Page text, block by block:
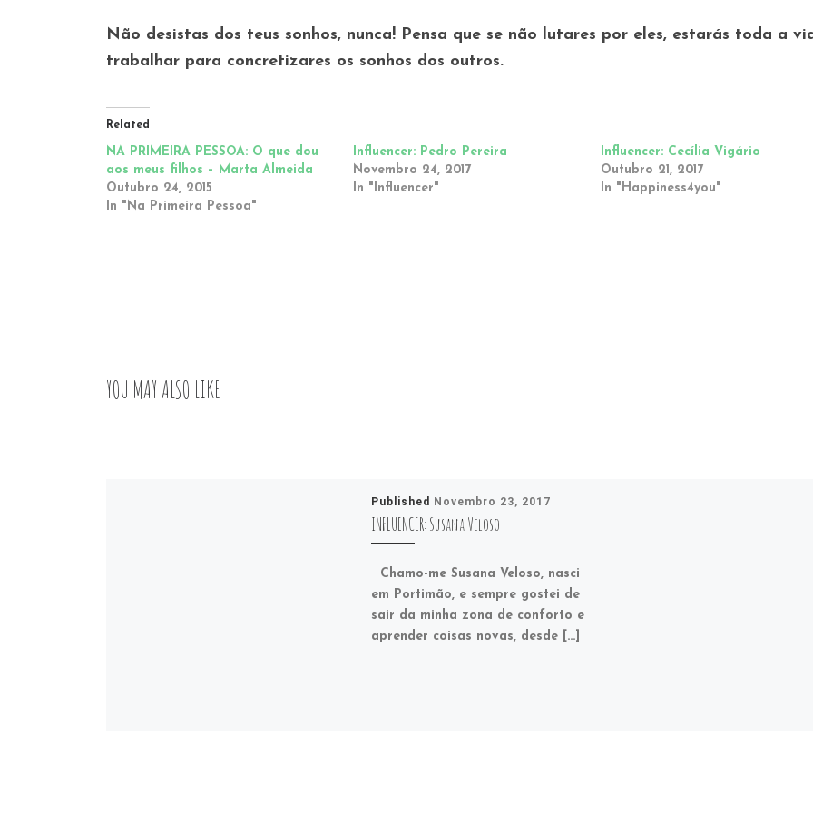
Não desistas dos teus sonhos, nunca! Pensa que se não lutares por eles, estarás toda a
trabalhar para concretizares os sonhos dos outros.
Related
NA PRIMEIRA PESSOA: O que dou
aos meus filhos – Marta Almeida
Outubro 24, 2015
In "Na Primeira Pessoa"
Influencer: Pedro Pereira
Novembro 24, 2017
In "Influencer"
Influencer: Cecília Vigário
Outubro 21, 2017
In "Happiness4you"
YOU MAY ALSO LIKE
Published Novembro 23, 2017
INFLUENCER: Susana Veloso
Chamo-me Susana Veloso, nasci
em Portimão, e sempre gostei de
sair da minha zona de conforto e
aprender coisas novas, desde […]